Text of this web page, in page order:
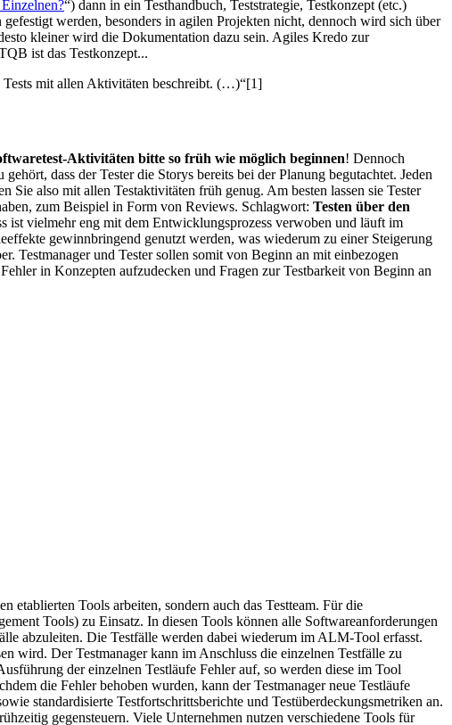
“) dann in ein Testhandbuch, Teststrategie, Testkonzept (etc.)
werden, besonders in agilen Projekten nicht, dennoch wird sich über
kleiner wird die Dokumentation dazu sein. Agiles Kredo zur
ist das Testkonzept...
Tests mit allen Aktivitäten beschreibt. (…)“[1]
Aktivitäten bitte so früh wie möglich beginnen! Dennoch
dass der Tester die Storys bereits bei der Planung begutachtet. Jeden
also mit allen Testaktivitäten früh genug. Am besten lassen sie Tester
zum Beispiel in Form von Reviews. Schlagwort: Testen über den
ist vielmehr eng mit dem Entwicklungsprozess verwoben und läuft im
gewinnbringend genutzt werden, was wiederum zu einer Steigerung
Testmanager und Tester sollen somit von Beginn an mit einbezogen
in Konzepten aufzudecken und Fragen zur Testbarkeit von Beginn an
Tools arbeiten, sondern auch das Testteam. Für die
Tools) zu Einsatz. In diesen Tools können alle Softwareanforderungen
abzuleiten. Die Testfälle werden dabei wiederum im ALM-Tool erfasst.
wird. Der Testmanager kann im Anschluss die einzelnen Testfälle zu
der einzelnen Testläufe Fehler auf, so werden diese im Tool
die Fehler behoben wurden, kann der Testmanager neue Testläufe
standardisierte Testfortschrittsberichte und Testüberdeckungsmetriken an.
gegensteuern. Viele Unternehmen nutzen verschiedene Tools für